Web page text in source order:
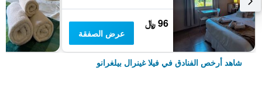
96 ﷼
عرض الصفقة
شاهد أرخص الفنادق في فيلا غينرال بيلغرانو